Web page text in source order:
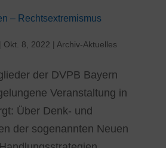
– Rechtsextremismus
Okt. 8, 2022 | Archiv-Aktuelles
der DVPB Bayern
Veranstaltung in
Über Denk- und
der sogenannten Neuen